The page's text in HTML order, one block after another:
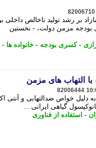
82006710
بر رشد تولید ناخالص داخلی
مزمن دولت، - نخستین
-کسری بودجه - خانواده ها -
با التهاب های مزمن
82006444
خواص ضدالتهابی و آنتی
گیاهی ایرانی ...
- استفاده از فناوری